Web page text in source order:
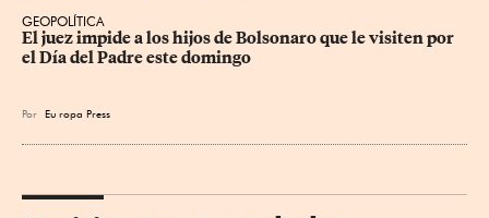
GEOPOLÍTICA
El juez impide a los hijos de Bolsonaro que le visiten por
el Día del Padre este domingo
Por Eu ropa Press